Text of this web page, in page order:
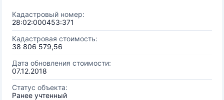
Кадастровый номер:
28:02:000453:371
Кадастровая стоимость:
38 806 579,56
Дата обновления стоимости:
07.12.2018
Статус объекта:
Ранее учтенный